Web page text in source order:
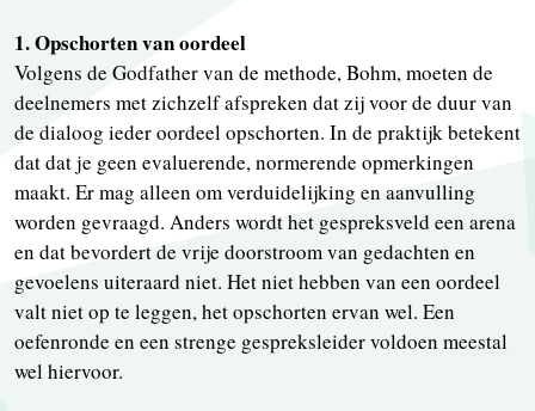
1. Opschorten van oordeel
Volgens de Godfather van de methode, Bohm, moeten de
deelnemers met zichzelf afspreken dat zij voor de duur van
de dialoog ieder oordeel opschorten. In de praktijk betekent
dat dat je geen evaluerende, normerende opmerkingen
maakt. Er mag alleen om verduidelijking en aanvulling
worden gevraagd. Anders wordt het gespreksveld een arena
en dat bevordert de vrije doorstroom van gedachten en
gevoelens uiteraard niet. Het niet hebben van een oordeel
valt niet op te leggen, het opschorten ervan wel. Een
oefenronde en een strenge gespreksleider voldoen meestal
wel hiervoor.